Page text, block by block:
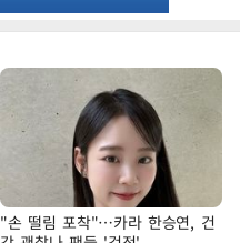
"손 떨림 포착"…카라 한승연, 건